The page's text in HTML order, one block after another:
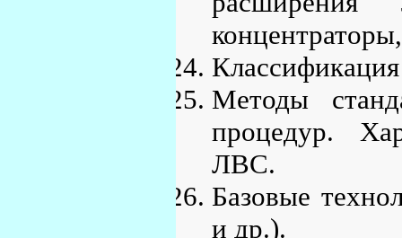
Методы
процедур.
ЛВС.
Базовые
и др.).